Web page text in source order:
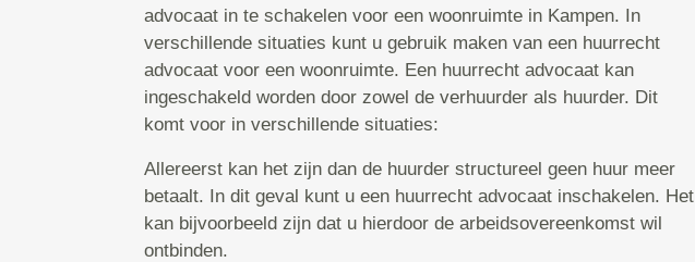
advocaat in te schakelen voor een woonruimte in Kampen. In
verschillende situaties kunt u gebruik maken van een huurrecht
advocaat voor een woonruimte. Een huurrecht advocaat kan
ingeschakeld worden door zowel de verhuurder als huurder. Dit
komt voor in verschillende situaties:
Allereerst kan het zijn dan de huurder structureel geen huur meer
betaalt. In dit geval kunt u een huurrecht advocaat inschakelen. Het
kan bijvoorbeeld zijn dat u hierdoor de arbeidsovereenkomst wil
ontbinden.